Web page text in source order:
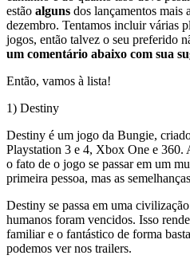
estão alguns dos lançamentos mais
dezembro. Tentamos incluir várias
jogos, então talvez o seu preferido
um comentário abaixo com sua
Então, vamos à lista!
1) Destiny
Destiny é um jogo da Bungie,
Playstation 3 e 4, Xbox One e 360.
o fato de o jogo se passar em um
primeira pessoa, mas as
Destiny se passa em uma
humanos foram vencidos. Isso
familiar e o fantástico de forma
podemos ver nos trailers.